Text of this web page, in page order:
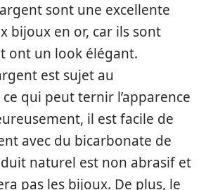
sont une excellente
bijoux en or, car ils sont
ont un look élégant.
est sujet au
qui peut ternir l’apparence
il est facile de
avec du bicarbonate de
naturel est non abrasif et
pas les bijoux. De plus, le